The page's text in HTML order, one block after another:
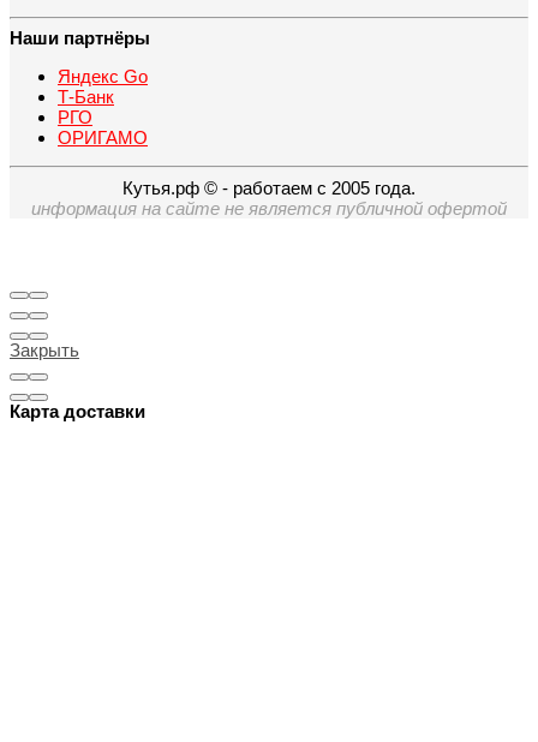
Наши партнёры
Яндекс Go
Т-Банк
РГО
ОРИГАМО
Кутья.рф © - работаем с 2005 года.
информация на сайте не является публичной офертой
Закрыть
Карта доставки